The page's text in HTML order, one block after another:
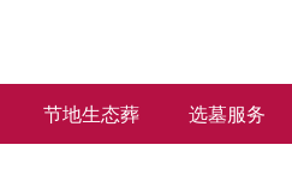
节地生态葬 选墓服务